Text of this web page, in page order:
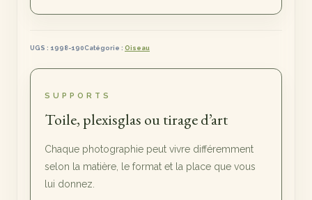
UGS : 1998-190Catégorie : Oiseau
SUPPORTS
Toile, plexisglas ou tirage d’art
Chaque photographie peut vivre différemment
selon la matière, le format et la place que vous
lui donnez.